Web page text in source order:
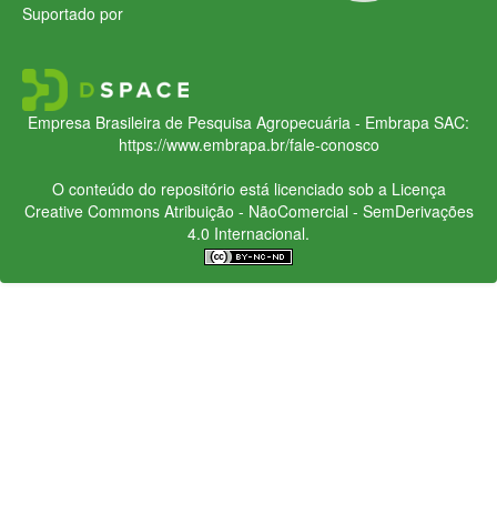
Suportado por
Empresa Brasileira de Pesquisa Agropecuária - Embrapa SAC:
https://www.embrapa.br/fale-conosco
O conteúdo do repositório está licenciado sob a Licença
Creative CommonsAtribuição - NãoComercial - SemDerivações
4.0 Internacional.